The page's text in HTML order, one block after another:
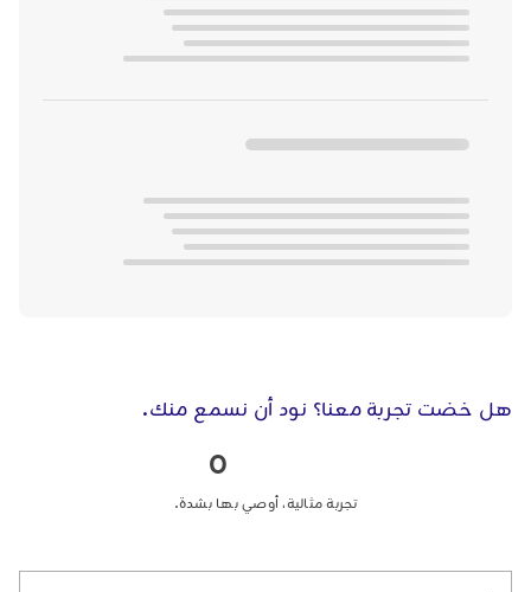
هل خضت تجربة معنا؟ نود أن نسمع منك.
0
تجربة مثالية، أوصي بها بشدة.